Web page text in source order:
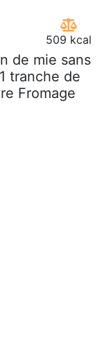
509 kcal
de mie sans
tranche de
Fromage